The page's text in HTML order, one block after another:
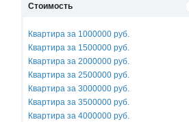
Стоимость
Квартира за 1000000 руб.
Квартира за 1500000 руб.
Квартира за 2000000 руб.
Квартира за 2500000 руб.
Квартира за 3000000 руб.
Квартира за 3500000 руб.
Квартира за 4000000 руб.